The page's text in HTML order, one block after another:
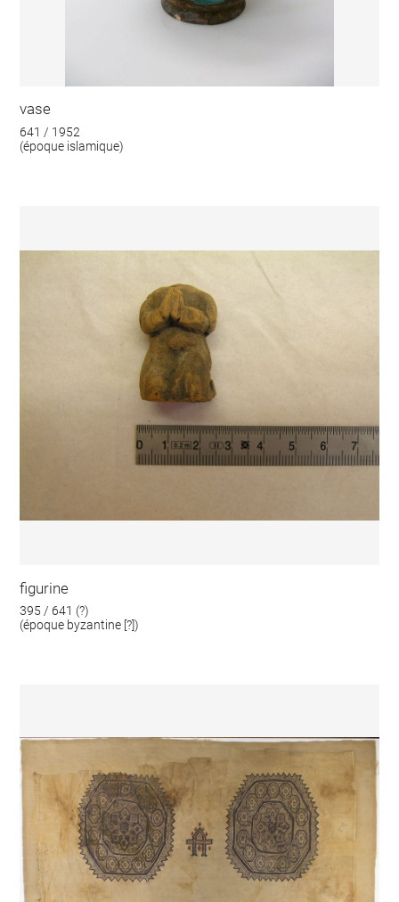
vase
641 / 1952
(époque islamique)
figurine
395 / 641 (?)
(époque byzantine [?])